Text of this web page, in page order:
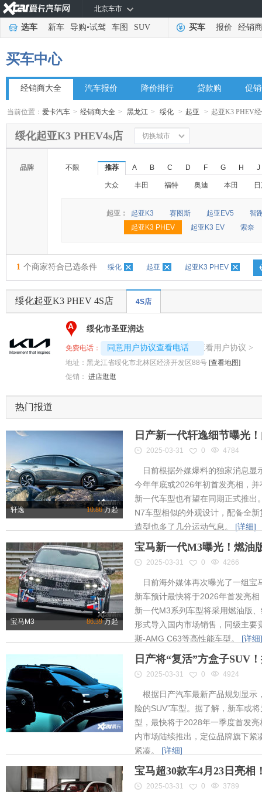
北京车市
选车 新车 导购•试驾 车图 SUV 买车 报价 经销商
买车中心
经销商大全 汽车报价 降价排行 贷款购 促
当前位置：爱卡汽车 > 经销商大全 > 黑龙江 > 绥化 > 起亚 > 起亚K3 PHEV
绥化起亚K3 PHEV4s店 切换城市
品牌 不限 推荐 A B C D F G H J
大众 丰田 福特 奥迪 本田
起亚： 起亚K3 赛图斯 起亚EV5
智
起亚K3 PHEV
起亚K3 EV 索奈
1 个商家符合已选条件 绥化 起亚 起亚K3 PHEV
绥化起亚K3 PHEV 4S店 4S店
A 绥化市圣亚润达
免费电话： 同意用户协议查看电话
4008192696-3966 查看用户协议 >
地址： 黑龙江省绥化市北林区经济开发区88号 [查看地图]
促销： 进店逛逛
热门报道
轩逸 10.86万起
日产新一代轩逸细节曝光
2025-03-31 0 4784
日前根据外媒爆料的独家消息显
今年年底或2026年初首发亮相，
新一代车型也有望在同期正式推出
N7车型相似的外观设计，配备全
造型也多了几分运动气息。 [详细]
宝马M3 86.39万起
宝马新一代M3曝光！燃油
2025-03-31 0 4266
日前海外媒体再次曝光了一组宝
新车预计最快将于2026年首发亮
新一代M3系列车型将采用燃油版
形式导入国内市场销售，同级主要
斯-AMG C63等高性能车型。 [详细]
日产将“复活”方盒子SUV
2025-03-31 0 4924
根据日产汽车最新产品规划显示
险的SUV”车型。据了解，新车或
型，最快将于2028年一季度首发
内市场陆续推出，定位品牌旗下紧
紧凑。 [详细]
宝马超30款车4月23日亮
2025-03-31 0 3789